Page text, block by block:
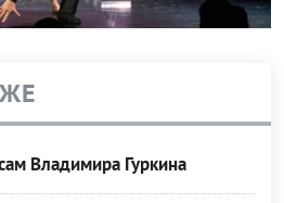
Владимира Гуркина